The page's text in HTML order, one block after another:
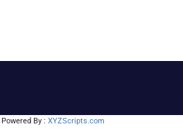
Powered By : XYZScripts.com